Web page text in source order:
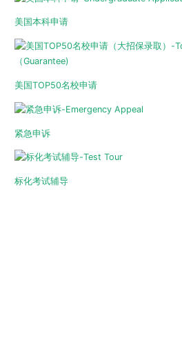
美国本科申请
美国TOP50名校申请
紧急申诉
标化考试辅导